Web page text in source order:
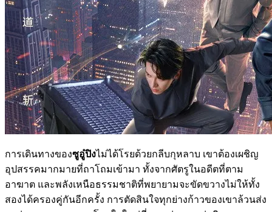
การเดินทางของซูอู๋ปิงไม่ได้โรยด้วยกลีบกุหลาบ เขาต้องเผชิญ
อุปสรรคมากมายที่ถาโถมเข้ามา ทั้งจากศัตรูในอดีตที่ตาม
อาฆาต และพลังเหนือธรรมชาติที่พยายามจะขัดขวางไม่ให้ทั้ง
สองได้ครองคู่กันอีกครั้ง การตัดสินใจทุกย่างก้าวของเขาล้วนส่ง